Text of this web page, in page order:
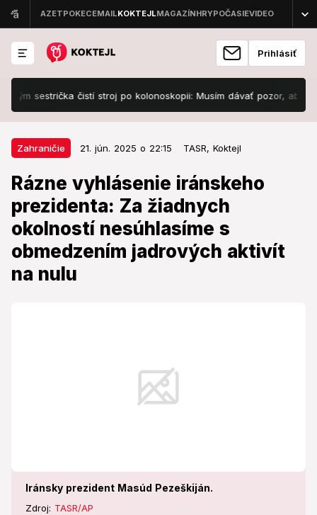
Prihlásiť
čistí stroj po kolonoskopii: Musím dávať pozor, aby som to...
Zahraničie 21. jún. 2025 o 22:15 TASR, Koktejl
Rázne vyhlásenie iránskeho
prezidenta: Za žiadnych
okolností nesúhlasíme s
obmedzením jadrových aktivít
na nulu
Iránsky prezident Masúd Pezeškiján.
Zdroj: TASR/AP
Zahraničie 21. jún. 2025 o 22:15
Rázne vyhlásenie iránskeho
prezidenta: Za žiadnych okolností
nesúhlasíme s obmedzením
jadrových aktivít na nulu
Teherán, ktorý Tel Avivu údery opätuje, popiera, že
by sa usiloval získať jadrovú zbraň.